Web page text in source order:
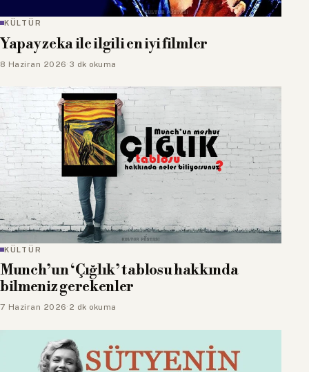
KÜLTÜR
Yapay zeka ile ilgili en iyi filmler
8 Haziran 2026· 3 dk okuma
KÜLTÜR
Munch’un ‘Çığlık’ tablosu hakkında
bilmeniz gerekenler
7 Haziran 2026· 2 dk okuma